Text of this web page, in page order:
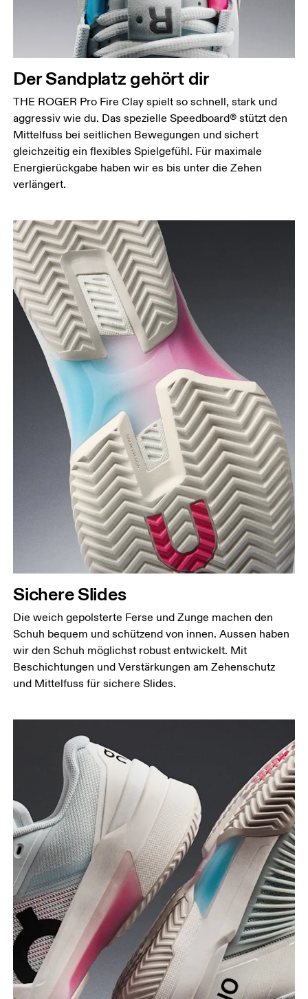
Der Sandplatz gehört dir
THE ROGER Pro Fire Clay spielt so schnell, stark und
aggressiv wie du. Das spezielle Speedboard® stützt den
Mittelfuss bei seitlichen Bewegungen und sichert
gleichzeitig ein flexibles Spielgefühl. Für maximale
Energierückgabe haben wir es bis unter die Zehen
verlängert.
Sichere Slides
Die weich gepolsterte Ferse und Zunge machen den
Schuh bequem und schützend von innen. Aussen haben
wir den Schuh möglichst robust entwickelt. Mit
Beschichtungen und Verstärkungen am Zehenschutz
und Mittelfuss für sichere Slides.